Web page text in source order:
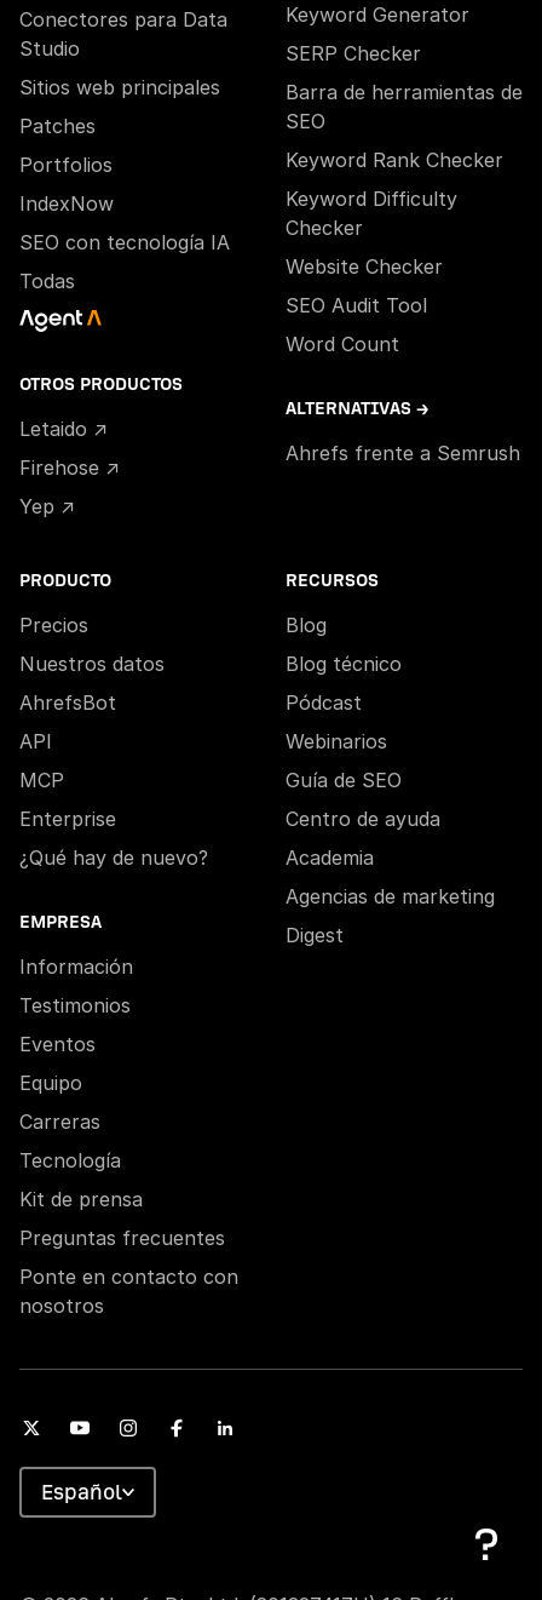
Conectores para Data
Studio
Sitios web principales
Patches
Portfolios
IndexNow
SEO con tecnología IA
Todas
OTROS PRODUCTOS
Letaido ↗
Firehose ↗
Yep ↗
Keyword Generator
SERP Checker
Barra de herramientas de
SEO
Keyword Rank Checker
Keyword Difficulty
Checker
Website Checker
SEO Audit Tool
Word Count
ALTERNATIVAS →
Ahrefs frente a Semrush
PRODUCTO
Precios
Nuestros datos
AhrefsBot
API
MCP
Enterprise
¿Qué hay de nuevo?
EMPRESA
Información
Testimonios
Eventos
Equipo
Carreras
Tecnología
Kit de prensa
Preguntas frecuentes
Ponte en contacto con
nosotros
RECURSOS
Blog
Blog técnico
Pódcast
Webinarios
Guía de SEO
Centro de ayuda
Academia
Agencias de marketing
Digest
Español